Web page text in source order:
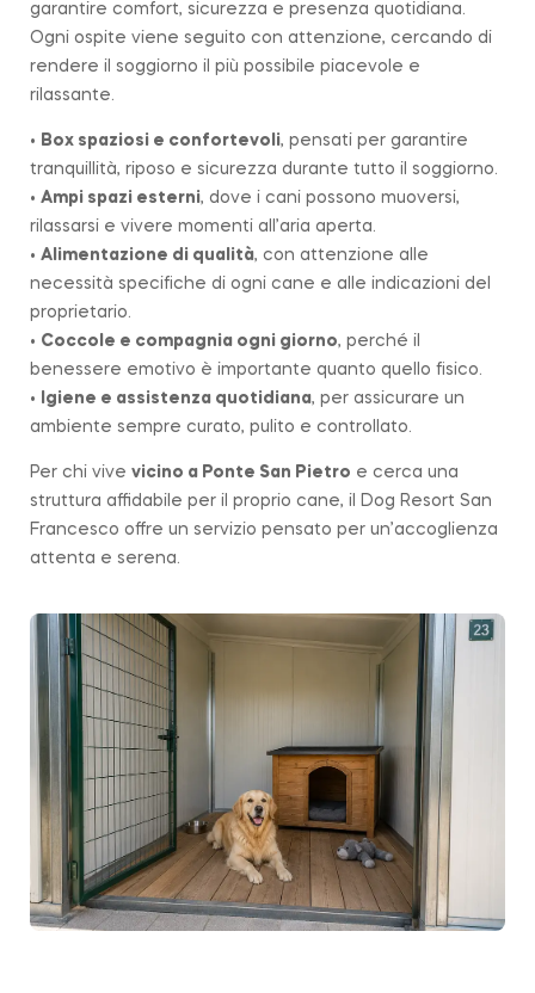
garantire comfort, sicurezza e presenza quotidiana.
Ogni ospite viene seguito con attenzione, cercando di
rendere il soggiorno il più possibile piacevole e
rilassante.
• Box spaziosi e confortevoli, pensati per garantire
tranquillità, riposo e sicurezza durante tutto il soggiorno.
• Ampi spazi esterni, dove i cani possono muoversi,
rilassarsi e vivere momenti all’aria aperta.
• Alimentazione di qualità, con attenzione alle
necessità specifiche di ogni cane e alle indicazioni del
proprietario.
• Coccole e compagnia ogni giorno, perché il
benessere emotivo è importante quanto quello fisico.
•
Igiene e assistenza quotidiana, per assicurare un
ambiente sempre curato, pulito e controllato.
Per chi vive vicino a Ponte San Pietro e cerca una
struttura affidabile per il proprio cane, il Dog Resort San
Francesco offre un servizio pensato per un’accoglienza
attenta e serena.